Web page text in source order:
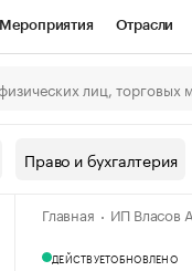
Мероприятия Отрасли
Спецпроекты
наличной валюты
Право и бухгалтерия
Главная ИП Власов
ДЕЙСТВУЕТОБНОВЛЕНО